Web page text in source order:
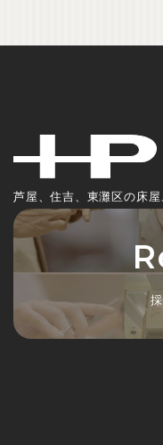
芦屋、住吉、東灘区の床